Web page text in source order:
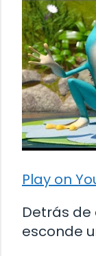
Play on
Detrás
esconde